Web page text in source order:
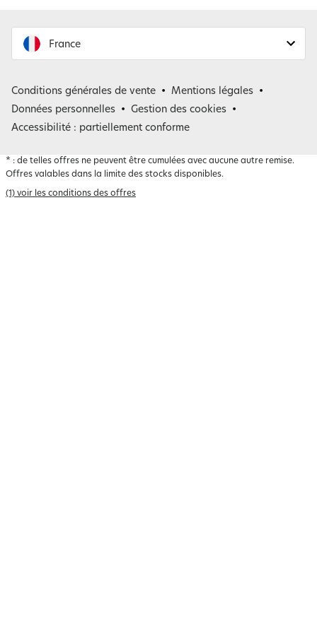
France
Belgique
Conditions générales de vente
Mentions légales
Données personnelles
Gestion des cookies
Accessibilité : partiellement conforme
* : de telles offres ne peuvent être cumulées avec aucune autre remise.
Offres valables dans la limite des stocks disponibles.
(1) voir les conditions des offres